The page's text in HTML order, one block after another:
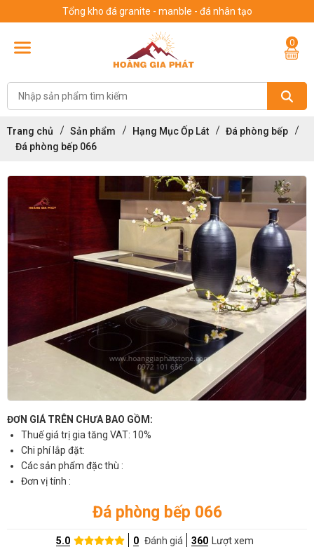
Tổng kho đá granite - manble - đá nhân tạo
0
Trang chủ Sản phẩm Hạng Mục Ốp Lát
Đá phòng bếp
Đá phòng bếp 066
ĐƠN GIÁ TRÊN CHƯA BAO GỒM:
Thuế giá trị gia tăng VAT: 10%
Chi phí lắp đặt:
Các sản phẩm đặc thù :
Đơn vị tính :
Đá phòng bếp 066
5.0 0 Đánh giá 360 Lượt xem